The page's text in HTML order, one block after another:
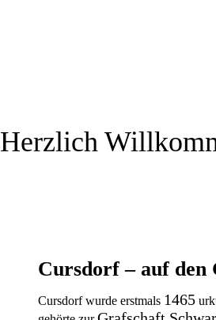
Herzlich
Cursdorf – auf den
Cursdorf wurde erstmals 1465